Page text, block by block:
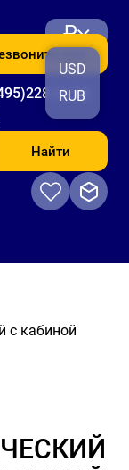
06-56
мне
₽
USD
RUB
Найти
с кабиной